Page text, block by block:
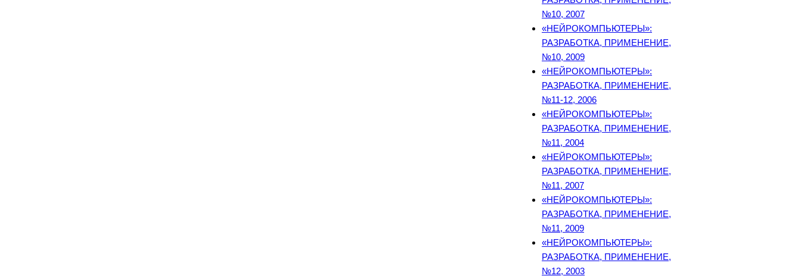
№10, 2007
«НЕЙРОКОМПЬЮТЕРЫ»:
РАЗРАБОТКА, ПРИМЕНЕНИЕ,
№10, 2009
«НЕЙРОКОМПЬЮТЕРЫ»:
РАЗРАБОТКА, ПРИМЕНЕНИЕ,
№11-12, 2006
«НЕЙРОКОМПЬЮТЕРЫ»:
РАЗРАБОТКА, ПРИМЕНЕНИЕ,
№11, 2004
«НЕЙРОКОМПЬЮТЕРЫ»:
РАЗРАБОТКА, ПРИМЕНЕНИЕ,
№11, 2007
«НЕЙРОКОМПЬЮТЕРЫ»:
РАЗРАБОТКА, ПРИМЕНЕНИЕ,
№11, 2009
«НЕЙРОКОМПЬЮТЕРЫ»:
РАЗРАБОТКА, ПРИМЕНЕНИЕ,
№12, 2003